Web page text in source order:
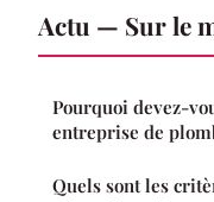
Actu — Sur le
Pourquoi devez-
entreprise de
Quels sont les